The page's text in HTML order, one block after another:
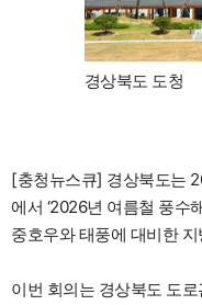
경상북도 도청
[충청뉴스큐] 경상북도는
에서 ‘2026년 여름철 풍수
중호우와 태풍에 대비한
이번 회의는 경상북도 도